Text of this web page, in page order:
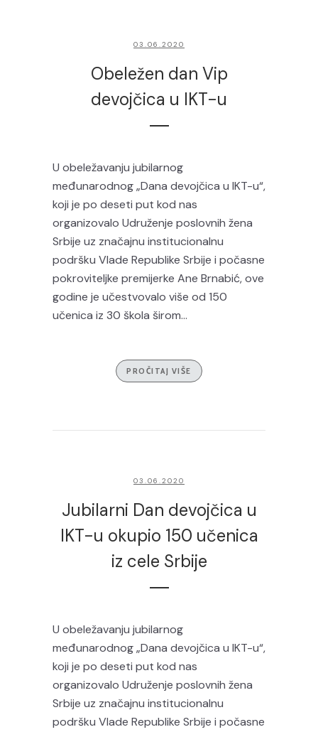
03.06.2020
Obeležen dan Vip
devojčica u IKT-u
U obeležavanju jubilarnog
međunarodnog „Dana devojčica u IKT-u“,
koji je po deseti put kod nas
organizovalo Udruženje poslovnih žena
Srbije uz značajnu institucionalnu
podršku Vlade Republike Srbije i počasne
pokroviteljke premijerke Ane Brnabić, ove
godine je učestvovalo više od 150
učenica iz 30 škola širom...
PROČITAJ VIŠE
03.06.2020
Jubilarni Dan devojčica u
IKT-u okupio 150 učenica
iz cele Srbije
U obeležavanju jubilarnog
međunarodnog „Dana devojčica u IKT-u“,
koji je po deseti put kod nas
organizovalo Udruženje poslovnih žena
Srbije uz značajnu institucionalnu
podršku Vlade Republike Srbije i počasne